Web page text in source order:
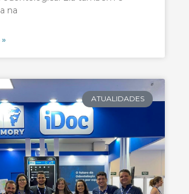
na
»
ATUALIDADES